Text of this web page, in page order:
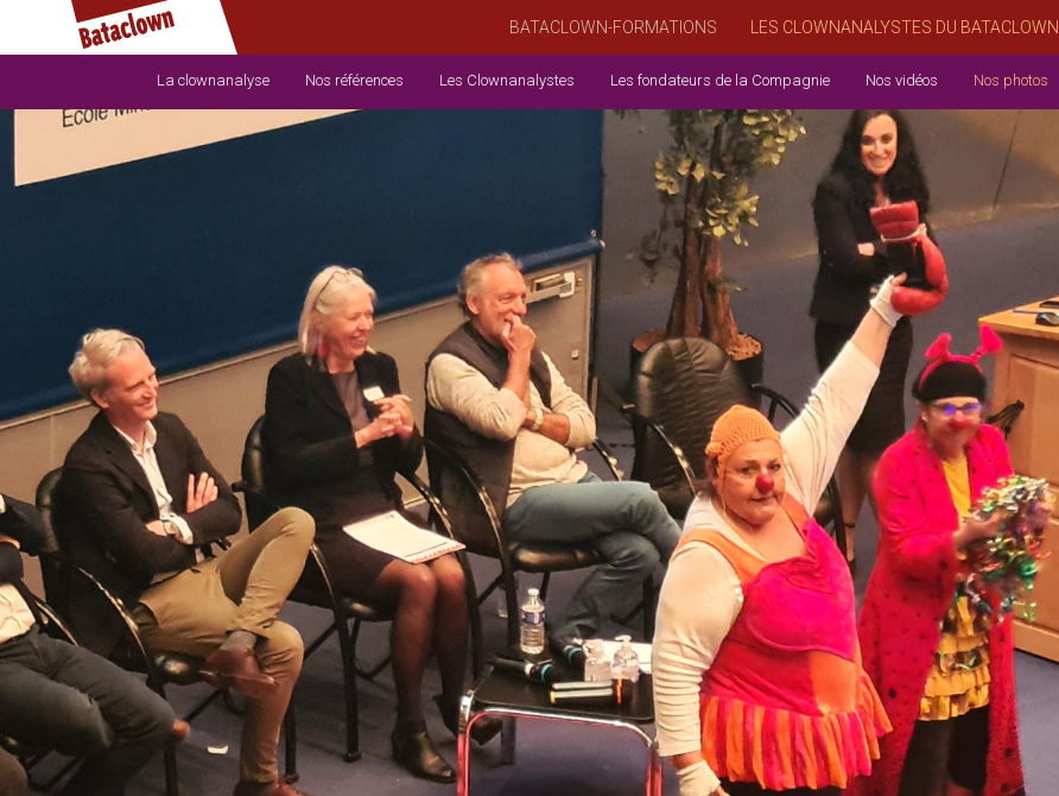
BATACLOWN-FORMATIONS LES CLOWNANALYSTES DU BATACLOWN
La clownanalyse Nos références Les Clownanalystes Les fondateurs de la Compagnie Nos vidéos Nos photos